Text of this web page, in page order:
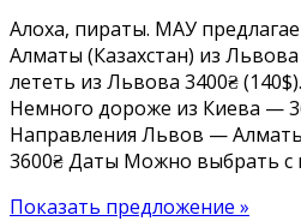
Киева
тоже!
Есть
Алоха, пираты. МАУ
Алматы (Казахстан) из
лететь из Львова 3400₴
Немного дороже из Киева —
Направления Львов —
3600₴ Даты Можно выбрать с
Показать предложение »